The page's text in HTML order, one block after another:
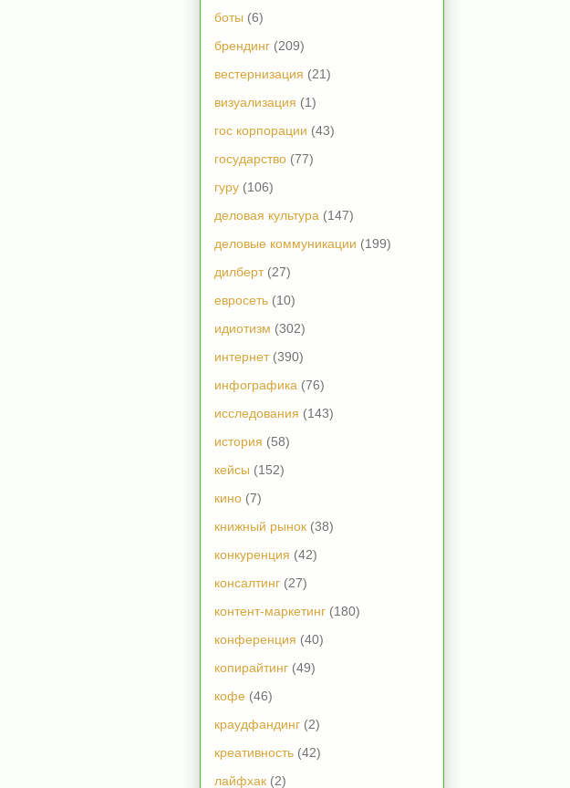
боты (6)
брендинг (209)
вестернизация (21)
визуализация (1)
гос корпорации (43)
государство (77)
гуру (106)
деловая культура (147)
деловые коммуникации (199)
дилберт (27)
евросеть (10)
идиотизм (302)
интернет (390)
инфографика (76)
исследования (143)
история (58)
кейсы (152)
кино (7)
книжный рынок (38)
конкуренция (42)
консалтинг (27)
контент-маркетинг (180)
конференция (40)
копирайтинг (49)
кофе (46)
краудфандинг (2)
креативность (42)
лайфхак (2)